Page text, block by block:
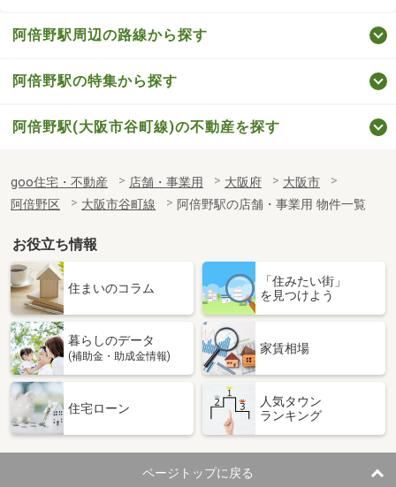
阿倍野駅周辺の路線から探す
阿倍野駅の特集から探す
阿倍野駅(大阪市谷町線)の不動産を探す
goo住宅・不動産 店舗・事業用 大阪府
大阪市
阿倍野区
大阪市谷町線 阿倍野駅の店舗・事業用 物件一覧
お役立ち情報
住まいのコラム
「住みたい街」
を見つけよう
暮らしのデータ
(補助金・助成金情報)
家賃相場
住宅ローン
人気タウン
ランキング
ページトップに戻る